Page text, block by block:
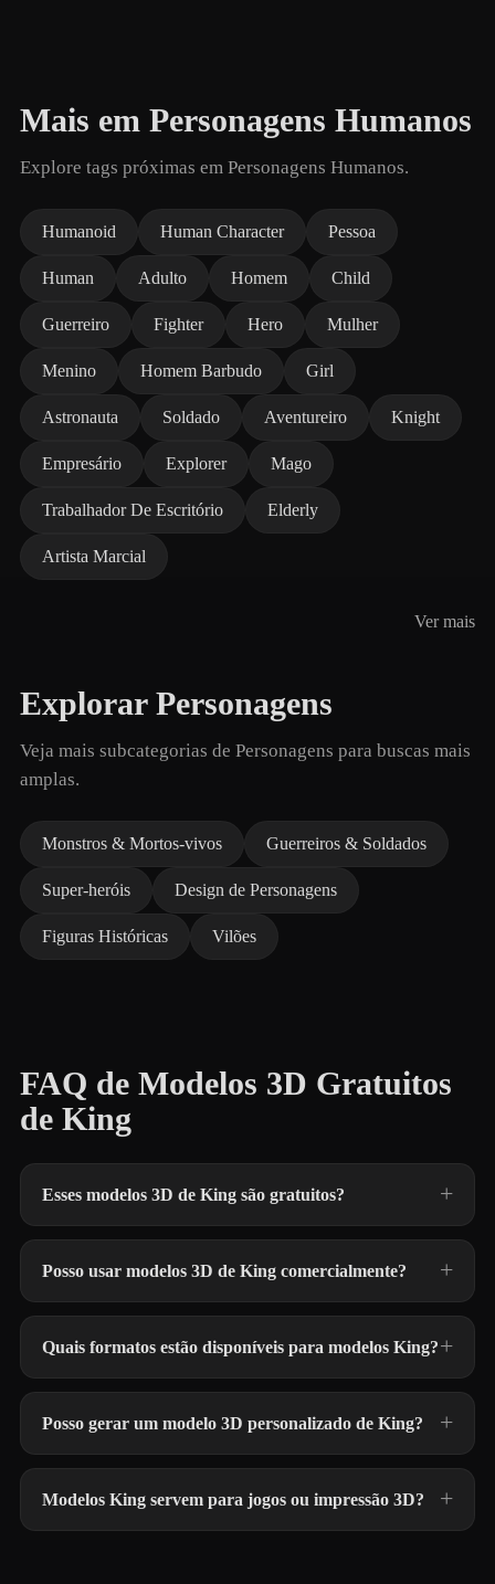
Mais em Personagens Humanos
Explore tags próximas em Personagens Humanos.
Humanoid Human Character Pessoa
Human Adulto Homem Child
Guerreiro Fighter Hero Mulher
Menino Homem Barbudo Girl
Astronauta Soldado Aventureiro Knight
Empresário Explorer Mago
Trabalhador De Escritório Elderly
Artista Marcial
Ver mais
Explorar Personagens
Veja mais subcategorias de Personagens para buscas mais
amplas.
Monstros & Mortos-vivos Guerreiros & Soldados
Super-heróis Design de Personagens
Figuras Históricas Vilões
FAQ de Modelos 3D Gratuitos
de King
Esses modelos 3D de King são gratuitos?
Posso usar modelos 3D de King comercialmente?
Quais formatos estão disponíveis para modelos King?
Posso gerar um modelo 3D personalizado de King?
Modelos King servem para jogos ou impressão 3D?